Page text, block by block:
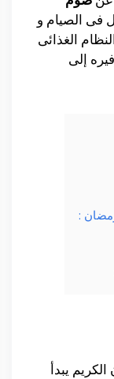
فى الصيام و
الغذائى
إلى
:
يبدأ